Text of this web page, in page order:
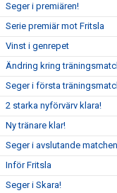
Seger i premiären!
Serie premiär mot Fritsla
Vinst i genrepet
Ändring kring
Seger i första
2 starka nyförvärv klara!
Ny tränare klar!
Seger i avslutande
Inför Fritsla
Seger i Skara!